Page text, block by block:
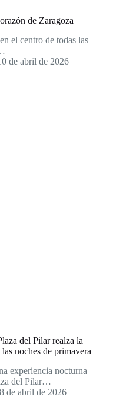
de Zaragoza
el centro de todas las
de abril de 2026
del Pilar realza la
noches de primavera
experiencia nocturna
del Pilar…
8 de abril de 2026